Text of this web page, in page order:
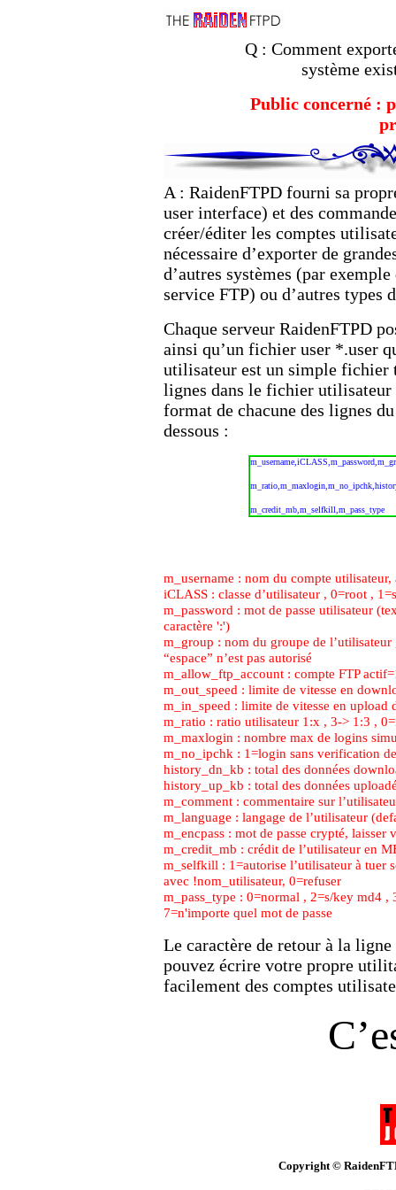
Q : Comment
système
Public concerné :
A : RaidenFTPD fourni sa
user interface) et des
créer/éditer les comptes
nécessaire d’exporter de
d’autres systèmes (par
service FTP) ou d’autres types
Chaque serveur RaidenFTPD
ainsi qu’un fichier user *.user
utilisateur est un simple fichier
lignes dans le fichier utilisateur
format de chacune des lignes
dessous :
m_credit_mb,m_selfkill,m_pass_type
m_username : nom du compte utilisateur,
iCLASS : classe d’utilisateur , 0=root ,
m_password : mot de passe utilisateur
caractère ':')
m_group : nom du groupe de
“espace” n’est pas autorisé
m_allow_ftp_account : compte FTP
m_out_speed : limite de vitesse en
m_in_speed : limite de vitesse en upload
m_ratio : ratio utilisateur 1:x , 3-> 1:3 ,
m_maxlogin : nombre max de logins
m_no_ipchk : 1=login sans verification
history_dn_kb : total des données
history_up_kb : total des données
m_comment : commentaire sur
m_language : langage de l’utilisateur
m_encpass : mot de passe crypté,
m_credit_mb : crédit de l’utilisateur en
m_selfkill : 1=autorise l’utilisateur à tuer
avec !nom_utilisateur, 0=refuser
m_pass_type : 0=normal , 2=s/key md4 ,
7=n'importe quel mot de passe
Le caractère de retour à la
pouvez écrire votre propre
facilement des comptes
Copyright ©